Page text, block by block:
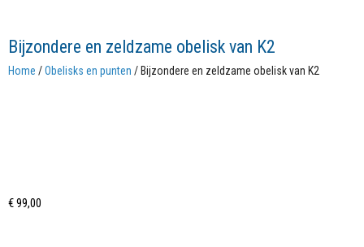
Bijzondere en zeldzame obelisk van K2
Home /Obelisks en punten / Bijzondere en zeldzame obelisk van K2
€99,00